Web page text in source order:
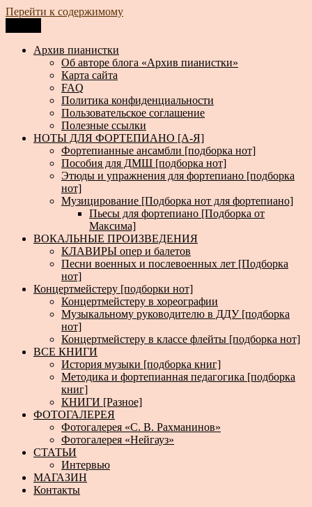
Перейти к содержимому
Архив пианистки
Всё для пианистов: ноты, книги, музыка, статьи…
Архив пианистки
Об авторе блога «Архив пианистки»
Карта сайта
FAQ
Политика конфиденциальности
Пользовательское соглашение
Полезные ссылки
НОТЫ ДЛЯ ФОРТЕПИАНО [А-Я]
Фортепианные ансамбли [подборка нот]
Пособия для ДМШ [подборка нот]
Этюды и упражнения для фортепиано [подборка
нот]
Музицирование [Подборка нот для фортепиано]
Пьесы для фортепиано [Подборка от
Максима]
ВОКАЛЬНЫЕ ПРОИЗВЕДЕНИЯ
КЛАВИРЫ опер и балетов
Песни военных и послевоенных лет [Подборка
нот]
Концертмейстеру [подборки нот]
Концертмейстеру в хореографии
Музыкальному руководителю в ДДУ [подборка
нот]
Концертмейстеру в классе флейты [подборка нот]
ВСЕ КНИГИ
История музыки [подборка книг]
Методика и фортепианная педагогика [подборка
книг]
КНИГИ [Разное]
ФОТОГАЛЕРЕЯ
Фотогалерея «С. В. Рахманинов»
Фотогалерея «Нейгауз»
СТАТЬИ
Интервью
МАГАЗИН
Контакты